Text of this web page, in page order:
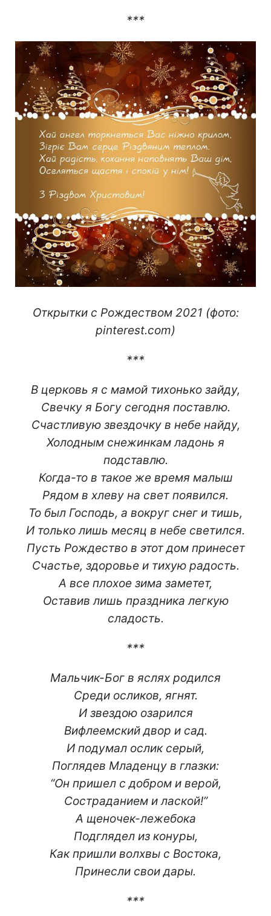
***
Открытки с Рождеством 2021 (фото:
pinterest.com)
***
В церковь я с мамой тихонько зайду,
Свечку я Богу сегодня поставлю.
Счастливую звездочку в небе найду,
Холодным снежинкам ладонь я
подставлю.
Когда-то в такое же время малыш
Рядом в хлеву на свет появился.
То был Господь, а вокруг снег и тишь,
И только лишь месяц в небе светился.
Пусть Рождество в этот дом принесет
Счастье, здоровье и тихую радость.
А все плохое зима заметет,
Оставив лишь праздника легкую
сладость.
***
Мальчик-Бог в яслях родился
Среди осликов, ягнят.
И звездою озарился
Вифлеемский двор и сад.
И подумал ослик серый,
Поглядев Младенцу в глазки:
“Он пришел с добром и верой,
Состраданием и лаской!”
А щеночек-лежебока
Подглядел из конуры,
Как пришли волхвы с Востока,
Принесли свои дары.
***